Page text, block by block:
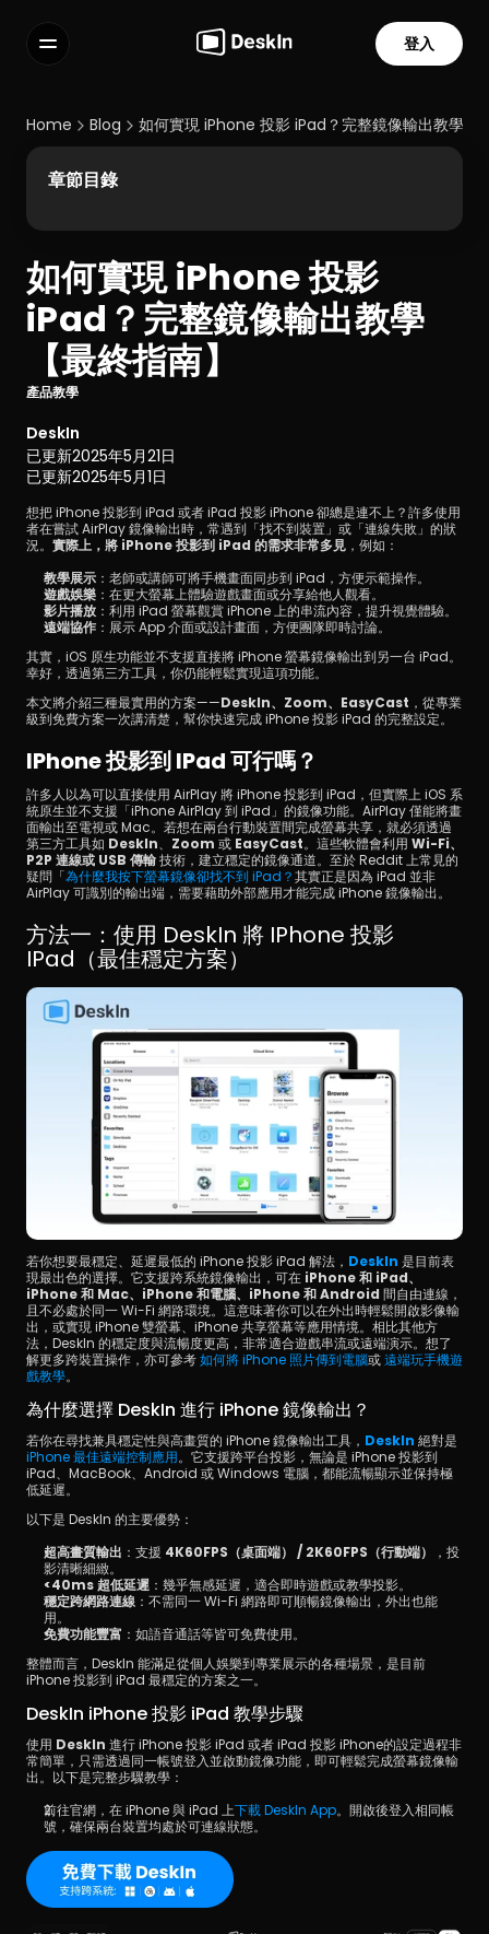
常見問題解答
Select Language
服務條款
隱私政策
登入
Home Blog 如何實現 iPhone 投影 iPad？完整鏡像輸出教學【
如何實現 iPhone 投影
iPad？完整鏡像輸出教學
【最終指南】
產品教學
DeskIn
已更新2025年5月21日
已更新2025年5月1日
想把 iPhone 投影到 iPad 或者 iPad 投影 iPhone 卻總是連不上？許多使用
者在嘗試 AirPlay 鏡像輸出時，常遇到「找不到裝置」或「連線失敗」的狀
況。 實際上，將 iPhone 投影到 iPad 的需求非常多見 ，例如：
教學展示 ：老師或講師可將手機畫面同步到 iPad，方便示範操作。
遊戲娛樂 ：在更大螢幕上體驗遊戲畫面或分享給他人觀看。
影片播放 ：利用 iPad 螢幕觀賞 iPhone 上的串流內容，提升視覺體驗。
遠端協作 ：展示 App 介面或設計畫面，方便團隊即時討論。
其實，iOS 原生功能並不支援直接將 iPhone 螢幕鏡像輸出到另一台 iPad。
幸好，透過第三方工具，你仍能輕鬆實現這項功能。
本文將介紹三種最實用的方案——DeskIn、Zoom、EasyCast ，從專業
級到免費方案一次講清楚，幫你快速完成 iPhone 投影 iPad 的完整設定。
IPhone 投影到 IPad 可行嗎？
許多人以為可以直接使用 AirPlay 將 iPhone 投影到 iPad，但實際上 iOS 系
統原生並不支援「iPhone AirPlay 到 iPad」的鏡像功能。AirPlay 僅能將畫
面輸出至電視或 Mac。若想在兩台行動裝置間完成螢幕共享，就必須透過
第三方工具如 DeskIn、 Zoom 或 EasyCast。這些軟體會利用 Wi-Fi、
P2P 連線或 USB 傳輸 技術，建立穩定的鏡像通道。至於 Reddit 上常見的
疑問「為什麼我按下螢幕鏡像卻找不到 iPad？其實正是因為 iPad 並非
AirPlay 可識別的輸出端，需要藉助外部應用才能完成 iPhone 鏡像輸出。
方法一：使用 DeskIn 將 IPhone 投影
IPad（最佳穩定方案）
若你想要最穩定、延遲最低的 iPhone 投影 iPad 解法， DeskIn 是目前表
現最出色的選擇。它支援跨系統鏡像輸出，可在 iPhone 和 iPad、
iPhone 和 Mac、iPhone 和電腦、iPhone 和 Android 間自由連線，
且不必處於同一 Wi-Fi 網路環境。這意味著你可以在外出時輕鬆開啟影像輸
出，或實現 iPhone 雙螢幕、iPhone 共享螢幕等應用情境。相比其他方
法，DeskIn 的穩定度與流暢度更高，非常適合遊戲串流或遠端演示。想了
解更多跨裝置操作，亦可參考 如何將 iPhone 照片傳到電腦或 遠端玩手機遊
戲教學。
為什麼選擇 DeskIn 進行 iPhone 鏡像輸出？
若你在尋找兼具穩定性與高畫質的 iPhone 鏡像輸出工具， DeskIn 絕對是
iPhone 最佳遠端控制應用。它支援跨平台投影，無論是 iPhone 投影到
iPad、MacBook、Android 或 Windows 電腦，都能流暢顯示並保持極
低延遲。
以下是 DeskIn 的主要優勢：
超高畫質輸出 ：支援 4K60FPS（桌面端） / 2K60FPS（行動端）
，投
影清晰細緻。
<40ms 超低延遲 ：幾乎無感延遲，適合即時遊戲或教學投影。
穩定跨網路連線 ：不需同一 Wi-Fi 網路即可順暢鏡像輸出，外出也能
用。
免費功能豐富 ：如語音通話等皆可免費使用。
整體而言，DeskIn 能滿足從個人娛樂到專業展示的各種場景，是目前
iPhone 投影到 iPad 最穩定的方案之一。
DeskIn iPhone 投影 iPad 教學步驟
使用 DeskIn 進行 iPhone 投影 iPad 或者 iPad 投影 iPhone的設定過程非
常簡單，只需透過同一帳號登入並啟動鏡像功能，即可輕鬆完成螢幕鏡像輸
出。以下是完整步驟教學：
前往官網，在 iPhone 與 iPad 上下載 DeskIn App。開啟後登入相同帳
號，確保兩台裝置均處於可連線狀態。
章節目錄
立即下載